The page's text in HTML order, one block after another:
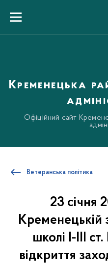
вмістуMenu
Кременецька
Офіційний сайт
Ветеранська політика
23 січня
Кременецькій
школі І-ІІІ
відкриття